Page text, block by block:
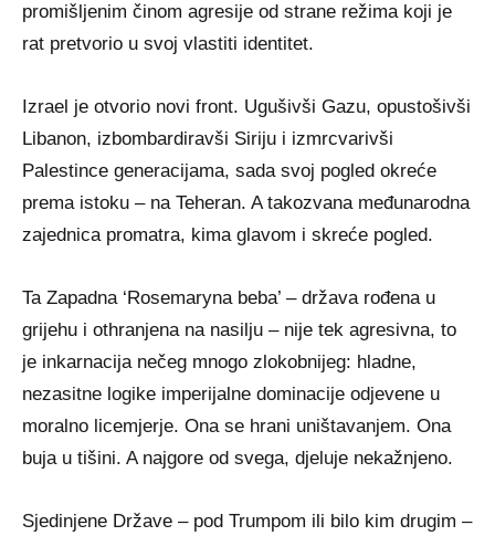
promišljenim činom agresije od strane režima koji je
rat pretvorio u svoj vlastiti identitet.
Izrael je otvorio novi front. Ugušivši Gazu, opustošivši
Libanon, izbombardiravši Siriju i izmrcvarivši
Palestince generacijama, sada svoj pogled okreće
prema istoku – na Teheran. A takozvana međunarodna
zajednica promatra, kima glavom i skreće pogled.
Ta Zapadna ‘Rosemaryna beba’ – država rođena u
grijehu i othranjena na nasilju – nije tek agresivna, to
je inkarnacija nečeg mnogo zlokobnijeg: hladne,
nezasitne logike imperijalne dominacije odjevene u
moralno licemjerje. Ona se hrani uništavanjem. Ona
buja u tišini. A najgore od svega, djeluje nekažnjeno.
Sjedinjene Države – pod Trumpom ili bilo kim drugim –